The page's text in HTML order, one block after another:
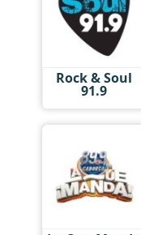
Rock & Soul
91.9